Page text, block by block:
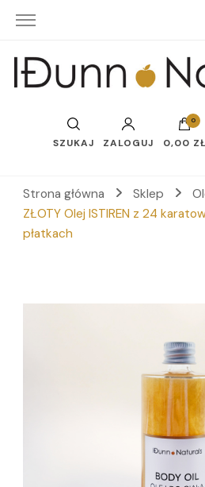
Idunn-Naturals
SZUKAJ ZALOGUJ
0
0,00 ZŁ
Strona główna Sklep
ZŁOTY Olej ISTIREN z 24
płatkach